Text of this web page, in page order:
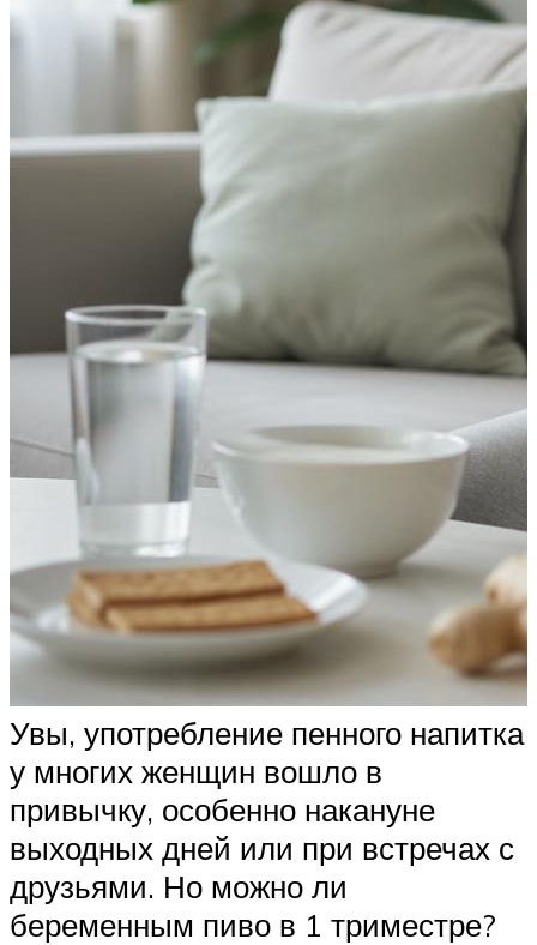
Увы, употребление пенного напитка
у многих женщин вошло в
привычку, особенно накануне
выходных дней или при встречах с
друзьями. Но можно ли
беременным пиво в 1 триместре?